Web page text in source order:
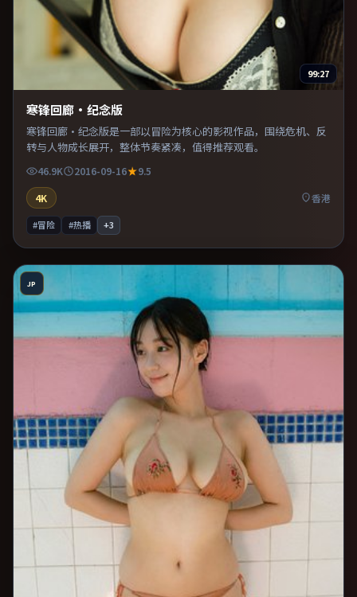
99:27
寒锋回廊·纪念版
寒锋回廊·纪念版是一部以冒险为核心的影视作品，围绕危机、反
转与人物成长展开，整体节奏紧凑，值得推荐观看。
46.9K 2016-09-16
9.5
4K
香港
#冒险 #热播 +3
JP